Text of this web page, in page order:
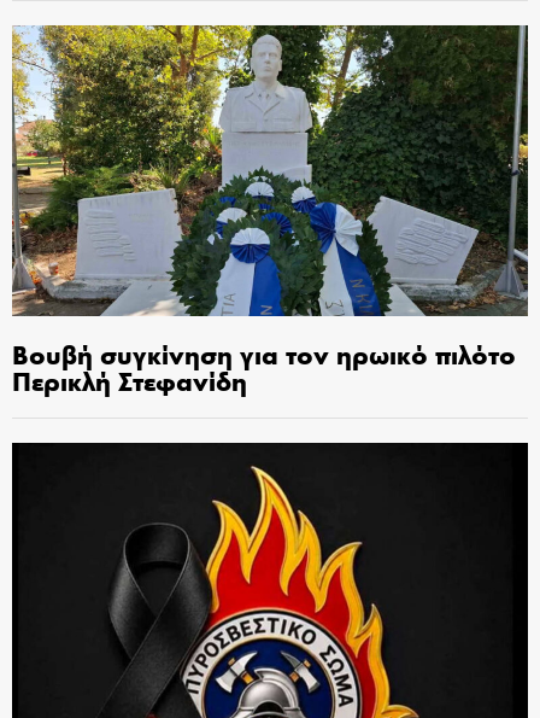
Βουβή συγκίνηση για τον ηρωικό πιλότο
Περικλή Στεφανίδη